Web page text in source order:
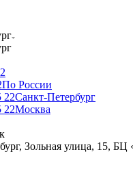
По России
22Санкт-Петербург
22Москва
Зольная улица, 15,